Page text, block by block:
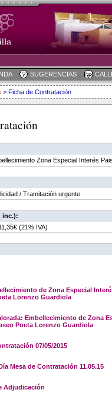
SUGERENCIAS
> Ficha de Contratación
Zona Especial Interés
/ Tramitación urgente
inc.):
(21% IVA)
de Zona Especial
Lorenzo Guardiola
Embellecimiento de Zona
Poeta Lorenzo Guardiola
07/05/2015
Mesa de Contratación 11.05.15
Adjudicación